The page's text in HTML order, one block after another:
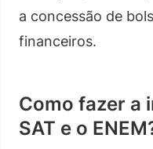
a concessão de
financeiros.
Como fazer a
SAT e o